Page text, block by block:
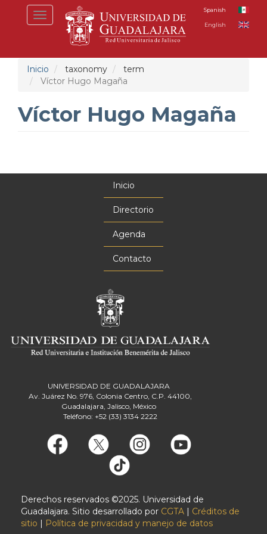
Toggle
navigation
Spanish
English
Inicio taxonomy
term
Víctor Hugo Magaña
Víctor Hugo Magaña
Inicio
Directorio
Agenda
Contacto
UNIVERSIDAD DE GUADALAJARA
Av. Juárez No. 976, Colonia Centro, C.P. 44100,
Guadalajara, Jalisco, México
Teléfono: +52 (33) 3134 2222
Derechos reservados ©2025. Universidad de
Guadalajara. Sitio desarrollado por CGTA | Créditos de
sitio | Política de privacidad y manejo de datos